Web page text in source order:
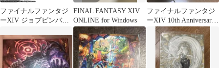
ファイナルファンタジ
ーXIV ジョブピンバッ
封品 正規品 【スクウェ
ア・エニックス】
FINAL FANTASY XIV
ONLINE for Windows
ファイナルファンタジ
ーXIV 10th Anniversary
Memoria…